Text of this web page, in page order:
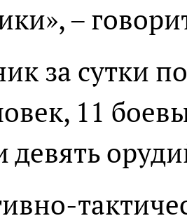
–
за сутки
11